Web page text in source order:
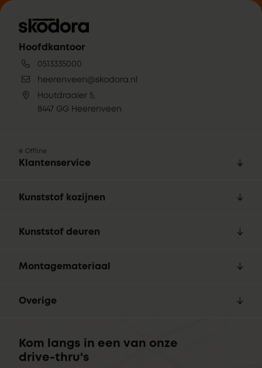
Hoofdkantoor
0513335000
heerenveen@skodora.nl
Houtdraaier 5,
8447 GG Heerenveen
Offline
Klantenservice
Kunststof kozijnen
Kunststof deuren
Montagemateriaal
Overige
Kom langs in een van onze
drive-thru's